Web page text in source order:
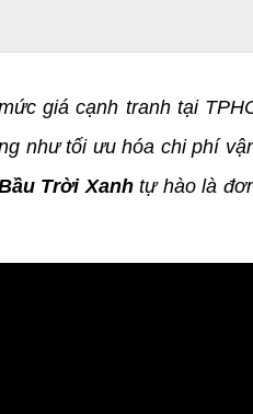
giá cạnh tranh tại
như tối ưu hóa chi phí
Trời Xanh tự hào là